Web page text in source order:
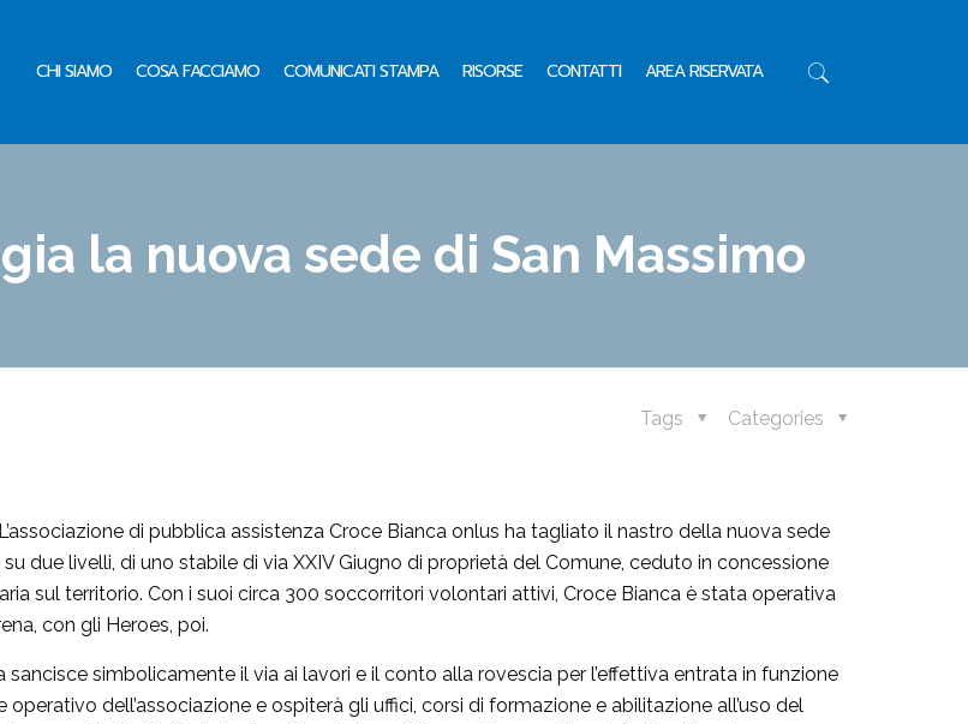
CHI SIAMO COSA FACCIAMO COMUNICATI STAMPA RISORSE CONTATTI AREA RISERVATA
la nuova sede di San Massimo
Categories
Tags
di pubblica assistenza Croce Bianca onlus ha tagliato il nastro della nuova sede
due livelli, di uno stabile di via XXIV Giugno di proprietà del Comune, ceduto in concessione
sul territorio. Con i suoi circa 300 soccorritori volontari attivi, Croce Bianca è stata operativa
con gli Heroes, poi.
simbolicamente il via ai lavori e il conto alla rovescia per l’effettiva entrata in funzione
dell’associazione e ospiterà gli uffici, corsi di formazione e abilitazione all’uso del